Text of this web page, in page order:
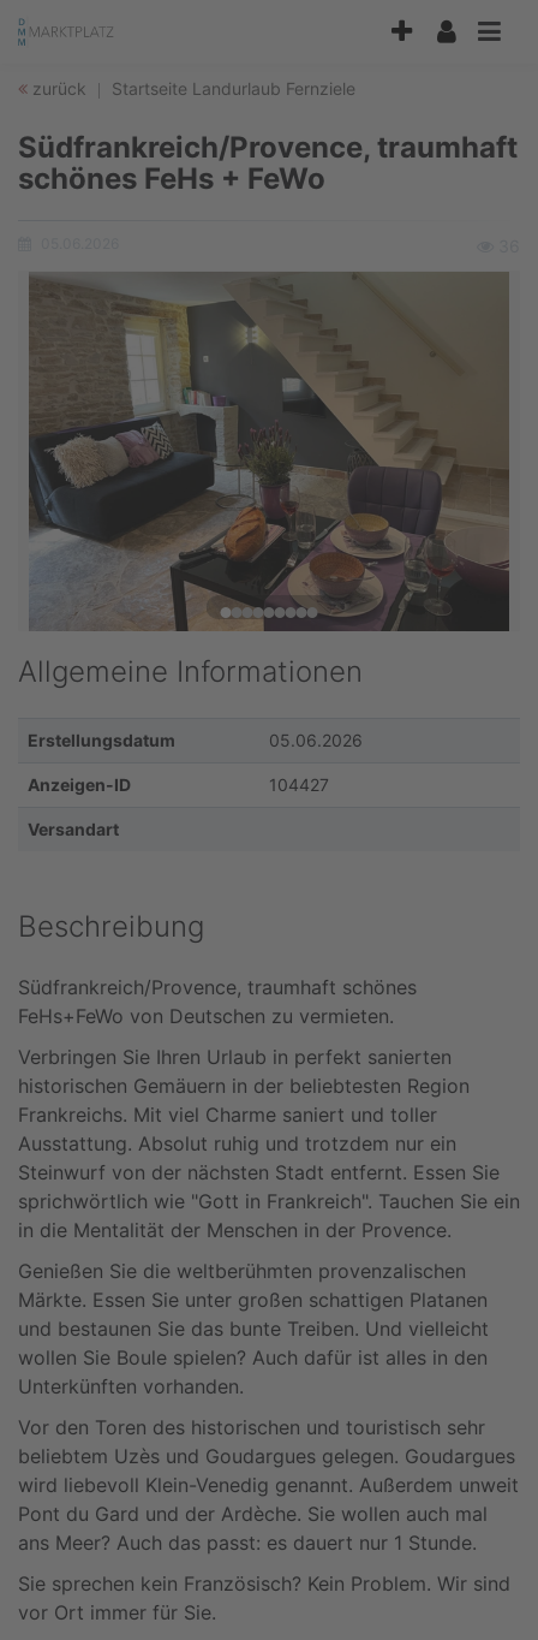
Modus
zur
zum
Inhalt
zurück Startseite Landurlaub Fernziele
Südfrankreich/Provence, traumhaft
schönes FeHs + FeWo
Allgemeine Informationen
Erstellungsdatum 05.06.2026
Anzeigen-ID 104427
Versandart
Beschreibung
Südfrankreich/Provence, traumhaft schönes
FeHs+FeWo von Deutschen zu vermieten.
Verbringen Sie Ihren Urlaub in perfekt sanierten
historischen Gemäuern in der beliebtesten Region
Frankreichs. Mit viel Charme saniert und toller
Ausstattung. Absolut ruhig und trotzdem nur ein
Steinwurf von der nächsten Stadt entfernt. Essen Sie
sprichwörtlich wie "Gott in Frankreich". Tauchen Sie ein
in die Mentalität der Menschen in der Provence.
Genießen Sie die weltberühmten provenzalischen
Märkte. Essen Sie unter großen schattigen Platanen
und bestaunen Sie das bunte Treiben. Und vielleicht
wollen Sie Boule spielen? Auch dafür ist alles in den
Unterkünften vorhanden.
Vor den Toren des historischen und touristisch sehr
beliebtem Uzès und Goudargues gelegen. Goudargues
wird liebevoll Klein-Venedig genannt. Außerdem unweit
Pont du Gard und der Ardèche. Sie wollen auch mal
ans Meer? Auch das passt: es dauert nur 1 Stunde.
Sie sprechen kein Französisch? Kein Problem. Wir sind
vor Ort immer für Sie.